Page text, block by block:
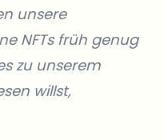
unsere
NFTs früh genug
zu unserem
willst,